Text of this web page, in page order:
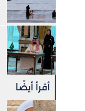
أقرأ أيضًا